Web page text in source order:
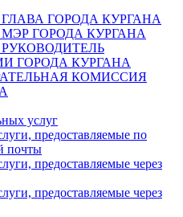
ГОРОДА КУРГАНА
ГОРОДА КУРГАНА
ГОРОДА КУРГАНА
КОМИССИЯ
услуг
предоставляемые по
почты
предоставляемые через
предоставляемые через